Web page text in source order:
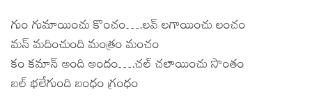
గుం గుమాయించు కొంచం….లవ్ లగాయించు లంచం
మన్ మదించుంది మంత్రం మంచం
కం కమాన్ అంది అందం….చల్ చలాయించు సొంతం
బల్ భలేగుంది బంధం గ్రంధం